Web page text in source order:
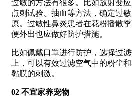
过敏的方法有很多。比如放射变
点刺试验、抽血等方法，确定过
原。过敏性鼻炎患者在花粉播散
便外出也应做好防护措施。
比如佩戴口罩进行防护，选择过
上，可以有效过滤空气中的粉尘
黏膜的刺激。
02 不宜家养宠物